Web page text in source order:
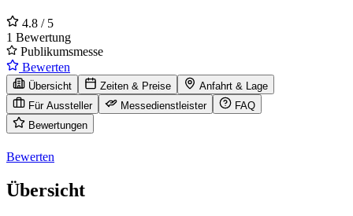
4.8 / 5
1 Bewertung
Publikumsmesse
Bewerten
Übersicht Zeiten & Preise
Anfahrt & Lage
Für Aussteller
Messedienstleister
FAQ
Bewertungen
Bewerten
Übersicht